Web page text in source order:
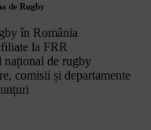
de Rugby
în România
la FRR
național de rugby
comisii și departamente